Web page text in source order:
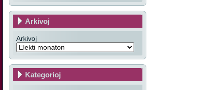
Arkivoj
Arkivoj
Kategorioj